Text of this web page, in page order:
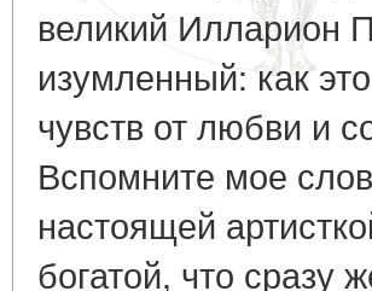
великий Илларион
изумленный: как
чувств от любви и
Вспомните мое
настоящей
богатой, что сразу